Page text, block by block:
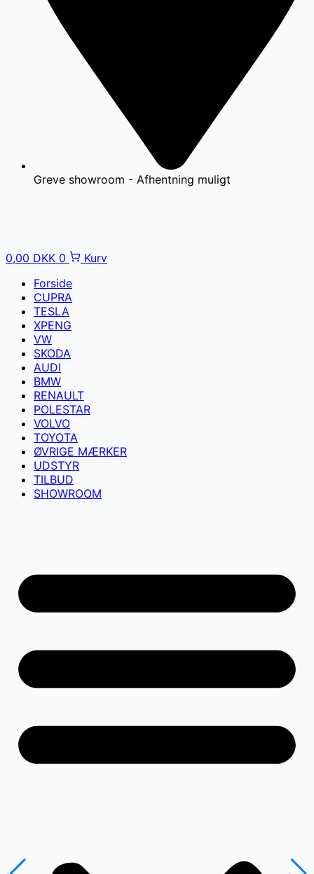
Greve showroom - Afhentning muligt
0,00 DKK 0
Kurv
Forside
CUPRA
TESLA
XPENG
VW
SKODA
AUDI
BMW
RENAULT
POLESTAR
VOLVO
TOYOTA
ØVRIGE MÆRKER
UDSTYR
TILBUD
SHOWROOM